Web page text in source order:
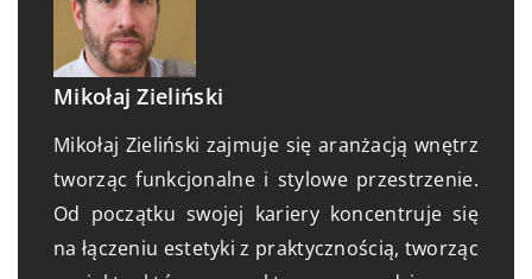
Mikołaj Zieliński
Mikołaj Zieliński zajmuje się aranżacją wnętrz
tworząc funkcjonalne i stylowe przestrzenie.
Od początku swojej kariery koncentruje się
na łączeniu estetyki z praktycznością, tworząc